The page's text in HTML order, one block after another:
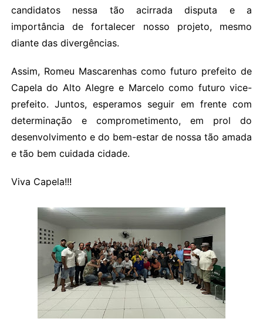
candidatos nessa tão acirrada disputa e a
importância de fortalecer nosso projeto, mesmo
diante das divergências.
Assim, Romeu Mascarenhas como futuro prefeito de
Capela do Alto Alegre e Marcelo como futuro vice-
prefeito. Juntos, esperamos seguir em frente com
determinação e comprometimento, em prol do
desenvolvimento e do bem-estar de nossa tão amada
e tão bem cuidada cidade.
Viva Capela!!!